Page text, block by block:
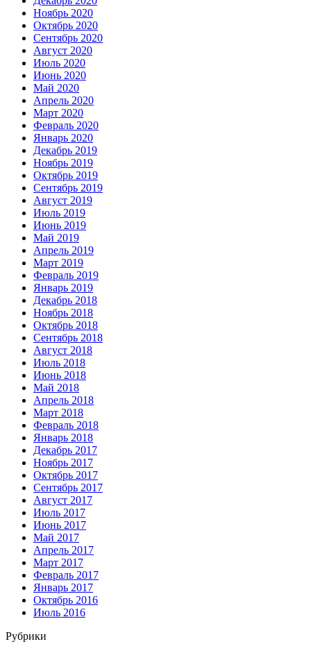
Ноябрь 2020
Октябрь 2020
Сентябрь 2020
Август 2020
Июль 2020
Июнь 2020
Май 2020
Апрель 2020
Март 2020
Февраль 2020
Январь 2020
Декабрь 2019
Ноябрь 2019
Октябрь 2019
Сентябрь 2019
Август 2019
Июль 2019
Июнь 2019
Май 2019
Апрель 2019
Март 2019
Февраль 2019
Январь 2019
Декабрь 2018
Ноябрь 2018
Октябрь 2018
Сентябрь 2018
Август 2018
Июль 2018
Июнь 2018
Май 2018
Апрель 2018
Март 2018
Февраль 2018
Январь 2018
Декабрь 2017
Ноябрь 2017
Октябрь 2017
Сентябрь 2017
Август 2017
Июль 2017
Июнь 2017
Май 2017
Апрель 2017
Март 2017
Февраль 2017
Январь 2017
Октябрь 2016
Июль 2016
Рубрики